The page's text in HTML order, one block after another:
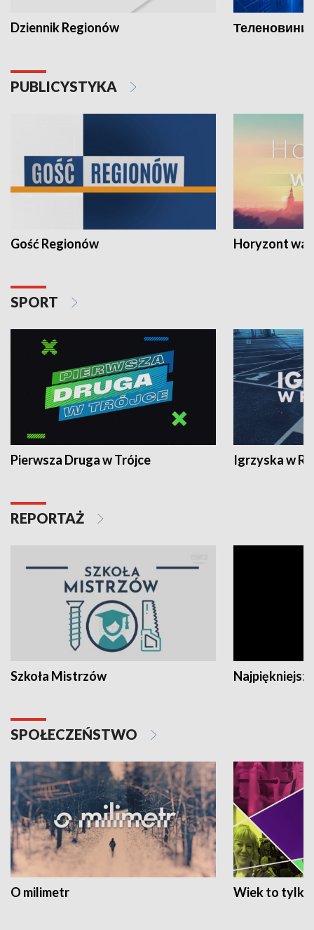
Dziennik Regionów Теленовини
PUBLICYSTYKA
Gość Regionów Horyzont
SPORT
Pierwsza Druga w Trójce Igrzyska w
REPORTAŻ
Szkoła Mistrzów
SPOŁECZEŃSTWO
O milimetr Wiek to tylko